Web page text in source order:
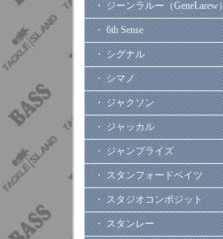
・ ジーンラルー（GeneLarew）
・ 6th Sense
・ シグナル
・ シマノ
・ ジャクソン
・ ジャッカル
・ ジャンプライズ
・ スタンフォードベイツ
・ スタジオコンポジット
・ スタンレー